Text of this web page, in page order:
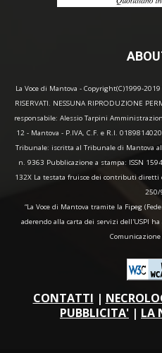
La Voce di Mantova - Copyright(C)1999-2019
RISERVATI. NESSUNA RIPRODUZIONE
responsabile: Alessio Tarpini
12 - Mantova - P.IVA, C.F. e R.I.
Tribunale: iscritta al Tribunale di Mantova
n. 9363 Pubblicazione a stampa: ISSN
132X La testata fruisce dei contributi
250/
“La Voce di Mantova tramite la Fipeg
aderendo alla carta dei servizi dell'USPI
Comunicazione
CONTATTI |
PUBBLICITA' | LA